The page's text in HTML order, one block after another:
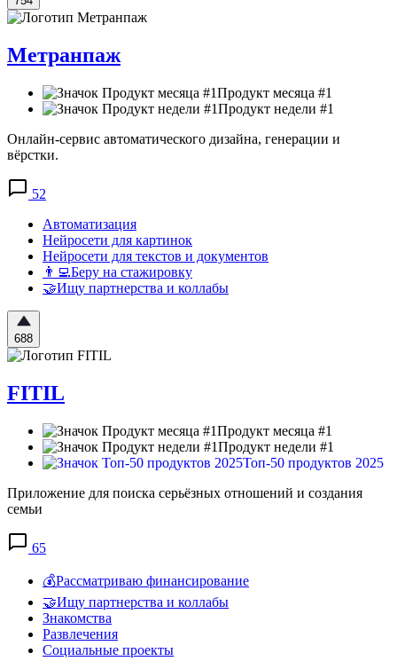
Метранпаж
Продукт месяца #1
Продукт недели #1
Онлайн-сервис автоматического дизайна, генерации и
вёрстки.
52
Автоматизация
Нейросети для картинок
Нейросети для текстов и документов
👨‍💻Беру на стажировку
🤝Ищу партнерства и коллабы
688
FITIL
Продукт месяца #1
Продукт недели #1
Топ-50 продуктов 2025
Приложение для поиска серьёзных отношений и создания
семьи
65
💰Рассматриваю финансирование
🤝Ищу партнерства и коллабы
Знакомства
Развлечения
Социальные проекты